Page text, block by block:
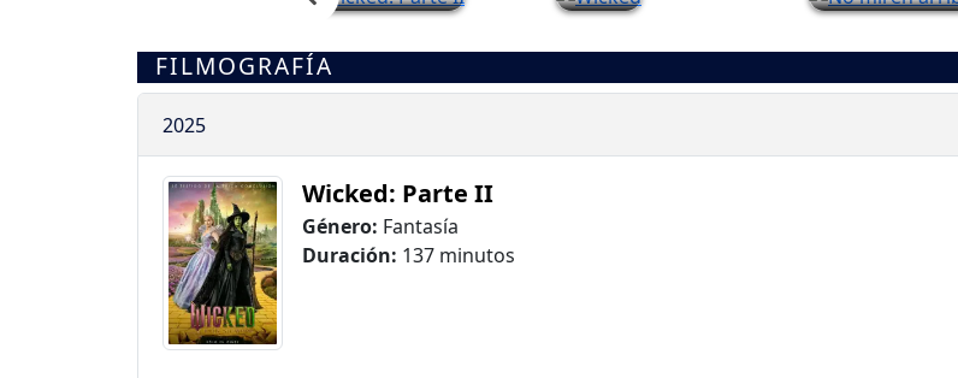
FILMOGRAFÍA
2025
Wicked: Parte II
Género: Fantasía
Duración: 137 minutos